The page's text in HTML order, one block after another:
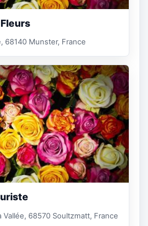
68140 Munster, France
Vallée, 68570 Soultzmatt, France